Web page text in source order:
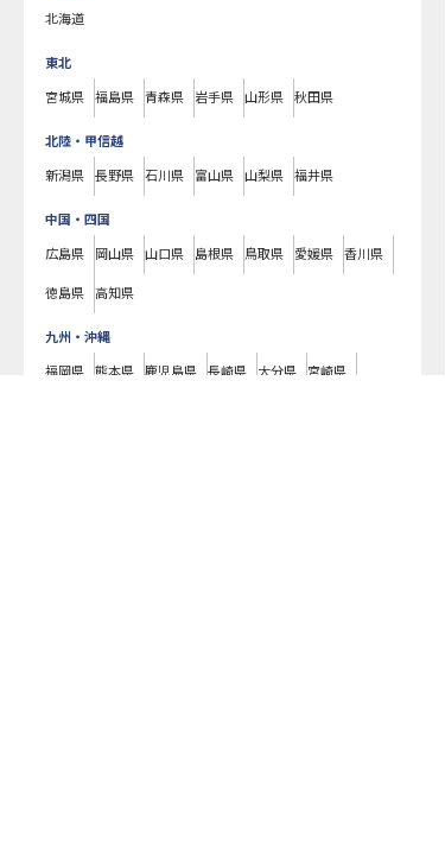
北海道
東北
宮城県 福島県 青森県 岩手県 山形県 秋田県
北陸・甲信越
新潟県 長野県 石川県 富山県 山梨県 福井県
中国・四国
広島県 岡山県 山口県 島根県 鳥取県 愛媛県 香川県
徳島県 高知県
九州・沖縄
福岡県 熊本県 鹿児島県 長崎県 大分県 宮崎県